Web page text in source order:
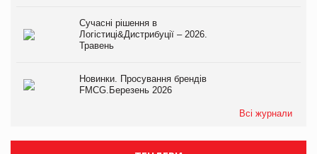
Сучасні рішення в
Логістиці&Дистрибуції – 2026.
Травень
Новинки. Просування брендів
FMCG.Березень 2026
Всі журнали